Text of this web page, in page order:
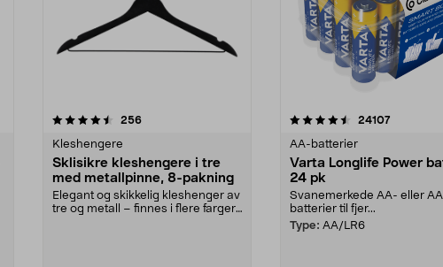
256anmeldelser
Kleshengere
Sklisikre kleshengere i tre
med metallpinne, 8-pakning
Elegant og skikkelig kleshenger av
tre og metall – finnes i flere farger.
4.5av 5 stjerner 24107
AA-batterier
Varta Longlife Power
24 pk
Svanemerkede AA- eller
batterier til fjer...
Type: AA/LR6
4.5av 5 stjerner